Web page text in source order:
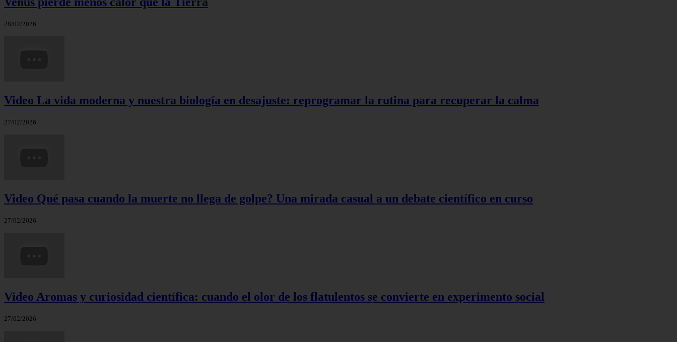
28/02/2026
Video La vida moderna y nuestra biología en desajuste: reprogramar la rutina para recuperar la calma
27/02/2026
Video Qué pasa cuando la muerte no llega de golpe? Una mirada casual a un debate científico en curso
27/02/2026
Video Aromas y curiosidad científica: cuando el olor de los flatulentos se convierte en experimento social
27/02/2026